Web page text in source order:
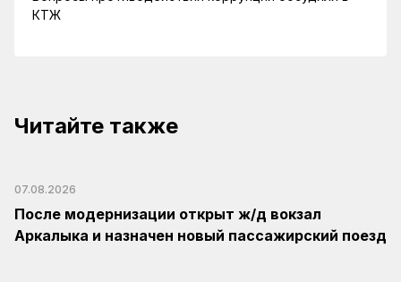
КТЖ
Читайте также
07.08.2026
После модернизации открыт ж/д вокзал
Аркалыка и назначен новый пассажирский поезд